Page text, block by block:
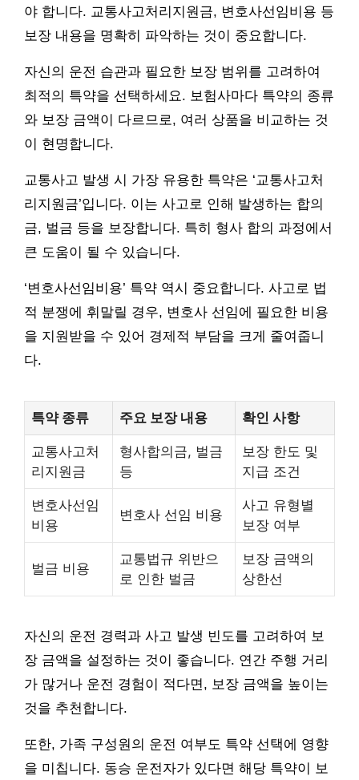
야 합니다. 교통사고처리지원금, 변호사선임비용 등
보장 내용을 명확히 파악하는 것이 중요합니다.
자신의 운전 습관과 필요한 보장 범위를 고려하여
최적의 특약을 선택하세요. 보험사마다 특약의 종류
와 보장 금액이 다르므로, 여러 상품을 비교하는 것
이 현명합니다.
교통사고 발생 시 가장 유용한 특약은 ‘교통사고처
리지원금’입니다. 이는 사고로 인해 발생하는 합의
금, 벌금 등을 보장합니다. 특히 형사 합의 과정에서
큰 도움이 될 수 있습니다.
‘변호사선임비용’ 특약 역시 중요합니다. 사고로 법
적 분쟁에 휘말릴 경우, 변호사 선임에 필요한 비용
을 지원받을 수 있어 경제적 부담을 크게 줄여줍니
다.
특약 종류 주요 보장 내용 확인 사항
교통사고처
리지원금
형사합의금, 벌금
등
보장 한도 및
지급 조건
변호사선임
비용
변호사 선임 비용
사고 유형별
보장 여부
벌금 비용
교통법규 위반으
로 인한 벌금
보장 금액의
상한선
자신의 운전 경력과 사고 발생 빈도를 고려하여 보
장 금액을 설정하는 것이 좋습니다. 연간 주행 거리
가 많거나 운전 경험이 적다면, 보장 금액을 높이는
것을 추천합니다.
또한, 가족 구성원의 운전 여부도 특약 선택에 영향
을 미칩니다. 동승 운전자가 있다면 해당 특약이 보